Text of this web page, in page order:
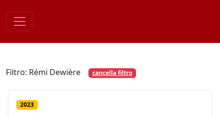
content
Filtro: Rémi Dewière cancella filtro
2023